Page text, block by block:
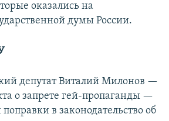
оказались на
думы России.
депутат Виталий Милонов —
о запрете гей-пропаганды —
в законодательство об